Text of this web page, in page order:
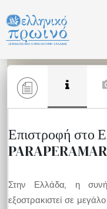
σε
περιεχόμενο
Επιστροφή στο
Στην Ελλάδα, η
εξοστρακιστεί σε